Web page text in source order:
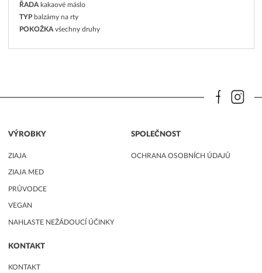
ŘADA kakaové máslo
TYP balzámy na rty
POKOŽKA všechny druhy
VÝROBKY
ZIAJA
ZIAJA MED
PRŮVODCE
VEGAN
NAHLASTE NEŽÁDOUCÍ ÚČINKY
SPOLEČNOST
OCHRANA OSOBNÍCH ÚDAJŮ
KONTAKT
KONTAKT